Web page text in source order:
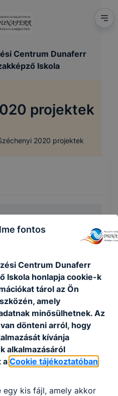
Centrum Dunaferr
Iskola
projektek
2020 projektek
fontos
Centrum Dunaferr
Iskola honlapja cookie-k
tárol az Ön
amely
minősülhetnek. Az
dönteni arról, hogy
kívánja
alkalmazásáról
a Cookie tájékoztatóban
egy kis fájl, amely akkor